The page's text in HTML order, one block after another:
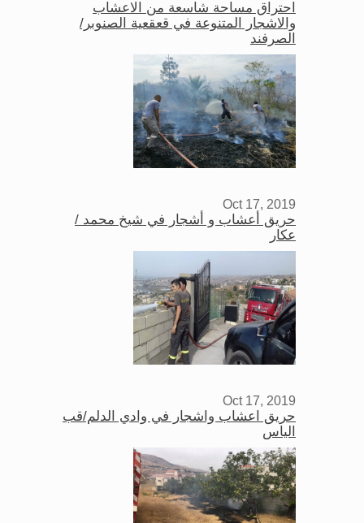
احتراق مساحة شاسعة من الاعشاب
والاشجار المتنوعة في قعقعية الصنوبر/
الصرفند
Oct 17, 2019
حريق أعشاب و أشجار في شيخ محمد /
عكار
Oct 17, 2019
حريق اعشاب واشجار في وادي الدلم/قب
الياس